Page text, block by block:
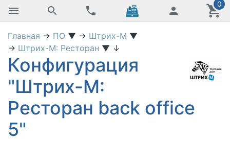
0
Главная → ПО ▼ → Штрих-М ▼
→ Штрих-М: Ресторан ▼ ↓
Конфигурация
"Штрих-М:
Ресторан back office
5"